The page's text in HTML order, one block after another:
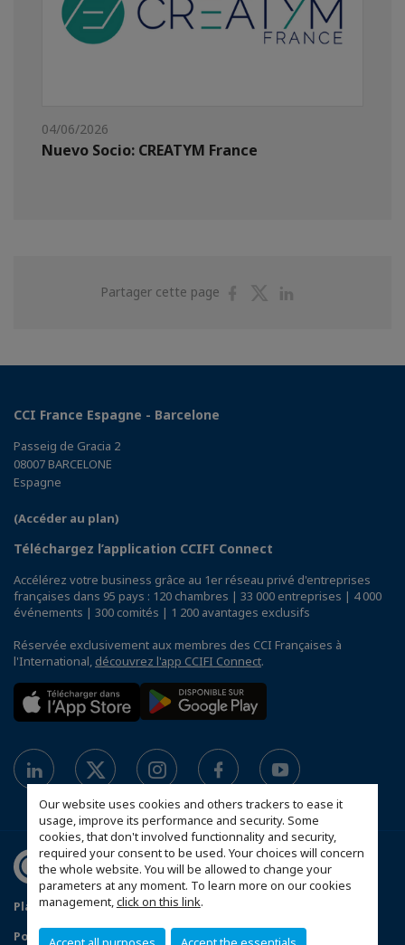
Our website uses cookies and others trackers to ease it
usage, improve its performance and security. Some
cookies, that don't involved functionnality and security,
required your consent to be used. Your choices will concern
the whole website. You will be allowed to change your
parameters at any moment. To learn more on our cookies
management,click on this link.
04/06/2026
Nuevo Socio: CREATYM France
Partager cette page
PartagerPartager
CCI France Espagne - Barcelone
Passeig de Gracia 2
08007 BARCELONE
Espagne
(Accéder au plan)
Téléchargez l’application CCIFI Connect
Accélérez votre business grâce au 1er réseau privé d'entreprises
françaises dans 95 pays : 120 chambres | 33 000 entreprises | 4 000
événements | 300 comités | 1 200 avantages exclusifs
Réservée exclusivement aux membres des CCI Françaises à
l'International, découvrez l'app CCIFI Connect.
Plan du site
Política de protección de datos
Política de privacidad
Política de cookies